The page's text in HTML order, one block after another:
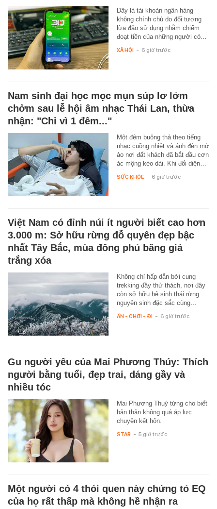
Đây là tài khoản ngân hàng
không chính chủ do đối tượng
lừa đảo sử dụng nhằm chiếm
đoạt tiền của những người có…
XÃ HỘI - 6 giờ trước
Nam sinh đại học mọc mụn súp lơ lởm
chởm sau lễ hội âm nhạc Thái Lan, thừa
nhận: "Chỉ vì 1 đêm..."
Một đêm buông thả theo tiếng
nhạc cuồng nhiệt và ánh đèn mờ
ảo nơi đất khách đã bắt đầu cơn
ác mộng kéo dài. Khi đối diện…
SỨC KHỎE - 6 giờ trước
Việt Nam có đỉnh núi ít người biết cao hơn
3.000 m: Sở hữu rừng đỗ quyên đẹp bậc
nhất Tây Bắc, mùa đông phủ băng giá
trắng xóa
Không chỉ hấp dẫn bởi cung
trekking đầy thử thách, nơi đây
còn sở hữu hệ sinh thái rừng
nguyên sinh đặc sắc cùng…
ĂN - CHƠI - ĐI - 6 giờ trước
Gu người yêu của Mai Phương Thúy: Thích
người bằng tuổi, đẹp trai, dáng gầy và
nhiều tóc
Mai Phương Thuý từng cho biết
bản thân không quá áp lực
chuyện kết hôn.
STAR - 5 giờ trước
Một người có 4 thói quen này chứng tỏ EQ
của họ rất thấp mà không hề nhận ra